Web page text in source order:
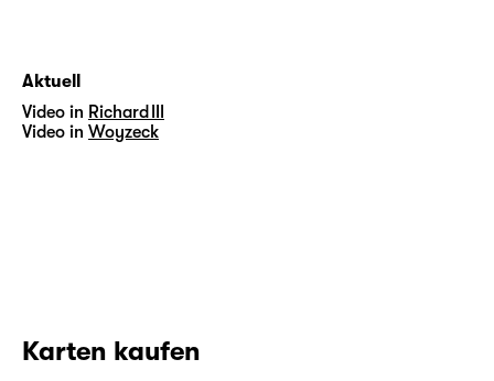
Aktuell
Video in Richard III
Video in Woyzeck
Karten kaufen